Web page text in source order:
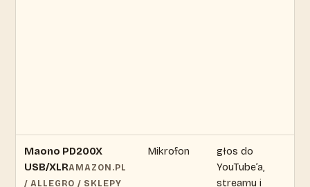
Maono PD200X
USB/XLRAMAZON.PL
/ ALLEGRO / SKLEPY
Mikrofon
głos do
YouTube’a,
streamu i